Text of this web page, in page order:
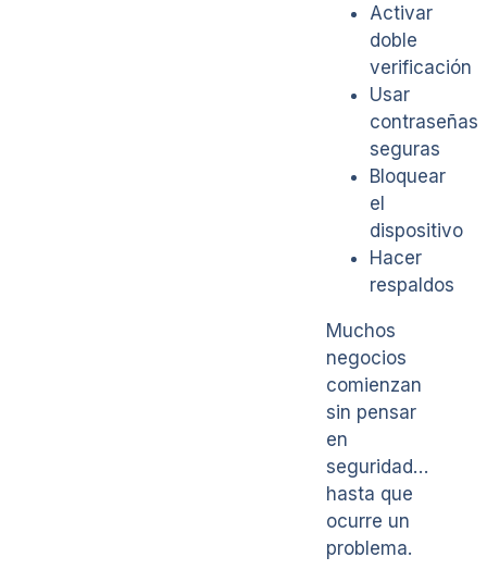
Activar
doble
verificación
Usar
contraseñas
seguras
Bloquear
el
dispositivo
Hacer
respaldos
Muchos
negocios
comienzan
sin pensar
en
seguridad…
hasta que
ocurre un
problema.